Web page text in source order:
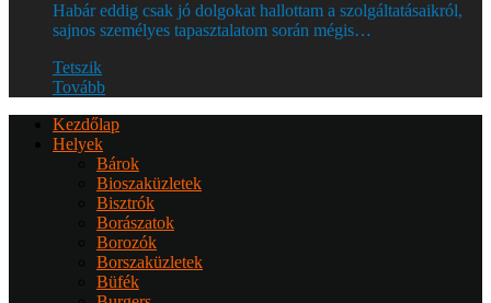
Habár eddig csak jó dolgokat hallottam a szolgáltatásaikról,
sajnos személyes tapasztalatom során mégis…
Tetszik
Tovább
Kezdőlap
Helyek
Bárok
Bioszaküzletek
Bisztrók
Borászatok
Borozók
Borszaküzletek
Büfék